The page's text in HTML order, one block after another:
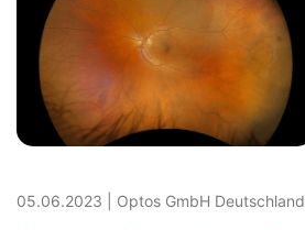
05.06.2023 Optos GmbH Deutschland